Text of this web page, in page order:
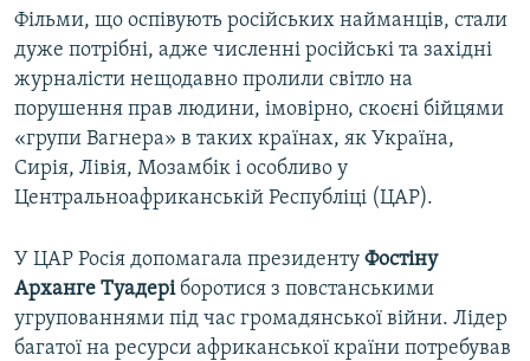
Фільми, що оспівують російських найманців, стали
дуже потрібні, адже численні російські та західні
журналісти нещодавно пролили світло на
порушення прав людини, імовірно, скоєні бійцями
«групи Вагнера» в таких країнах, як Україна,
Сирія, Лівія, Мозамбік і особливо у
Центральноафриканській Республіці (ЦАР).
У ЦАР Росія допомагала президенту Фостіну
Арханге Туадеріборотися з повстанськими
угрупованнями під час громадянської війни. Лідер
багатої на ресурси африканської країни потребував